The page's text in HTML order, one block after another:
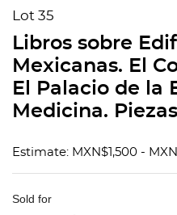
Lot 35
Libros sobre
Mexicanas. El
El Palacio de la
Medicina.
Estimate: MXN$1,500 -
Sold for